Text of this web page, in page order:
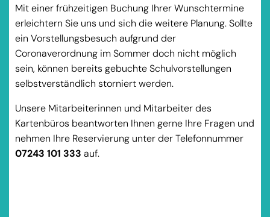
Mit einer frühzeitigen Buchung Ihrer Wunschtermine
erleichtern Sie uns und sich die weitere Planung. Sollte
ein Vorstellungsbesuch aufgrund der
Coronaverordnung im Sommer doch nicht möglich
sein, können bereits gebuchte Schulvorstellungen
selbstverständlich storniert werden.
Unsere Mitarbeiterinnen und Mitarbeiter des
Kartenbüros beantworten Ihnen gerne Ihre Fragen und
nehmen Ihre Reservierung unter der Telefonnummer
07243 101 333 auf.